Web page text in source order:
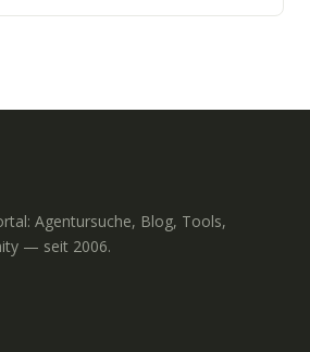
Agentursuche, Blog, Tools,
— seit 2006.